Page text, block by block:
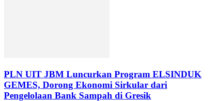
PLN UIT JBM Luncurkan Program ELSINDUK
GEMES, Dorong Ekonomi Sirkular dari
Pengelolaan Bank Sampah di Gresik